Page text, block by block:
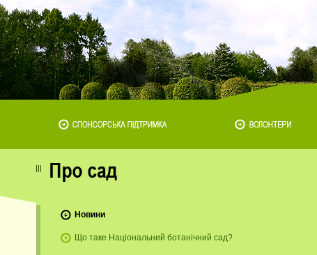
Новини
Що таке Національний ботанічний сад?